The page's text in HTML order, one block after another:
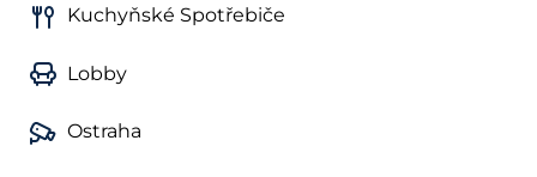
Kuchyňské Spotřebiče
Lobby
Ostraha